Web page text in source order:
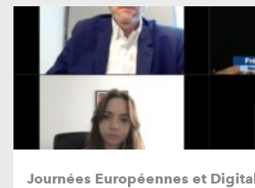
Journées Européennes et